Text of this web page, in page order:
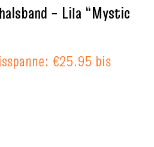
– Lila “Mystic
€25.95 bis